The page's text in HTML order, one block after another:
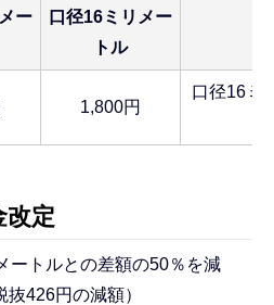
ー
口径16ミリメー
トル
1,800円
口径16ミ
改定
ートルとの差額の50％を減
426円の減額）